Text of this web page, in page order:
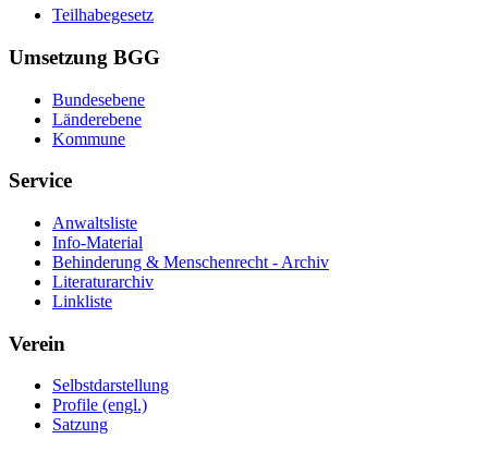
Teilhabegesetz
Umsetzung BGG
Bundesebene
Länderebene
Kommune
Service
Anwaltsliste
Info-Material
Behinderung & Menschenrecht - Archiv
Literaturarchiv
Linkliste
Verein
Selbstdarstellung
Profile (engl.)
Satzung